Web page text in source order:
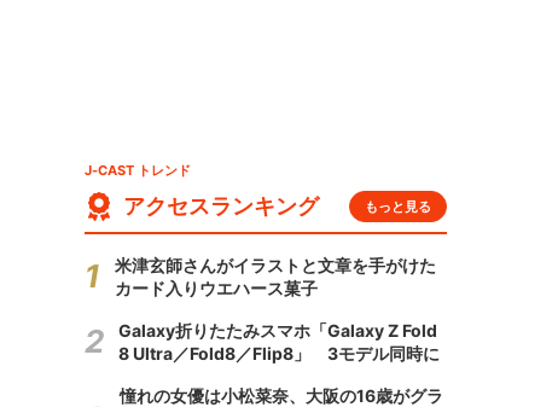
J-CAST トレンド
アクセスランキング もっと見る
米津玄師さんがイラストと文章を手がけた
カード入りウエハース菓子
Galaxy折りたたみスマホ「Galaxy Z Fold
8 Ultra／Fold8／Flip8」 3モデル同時に
憧れの女優は小松菜奈、大阪の16歳がグラ